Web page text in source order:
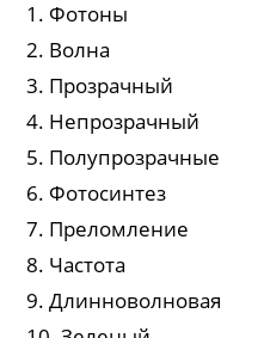
1. Фотоны
2. Волна
3. Прозрачный
4. Непрозрачный
5. Полупрозрачные
6. Фотосинтез
7. Преломление
8. Частота
9. Длинноволновая